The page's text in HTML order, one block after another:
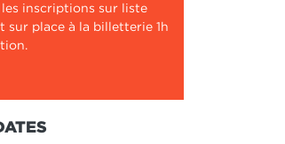
inscriptions sur liste
sur place à la billetterie 1h